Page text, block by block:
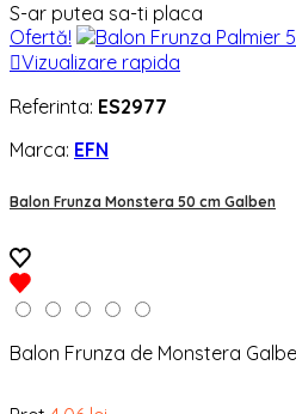
S-ar putea sa-ti placa
Ofertă!
Vizualizare rapida
Referinta: ES2977
Marca: EFN
Balon Frunza Monstera 50 cm Galben
Balon Frunza de Monstera